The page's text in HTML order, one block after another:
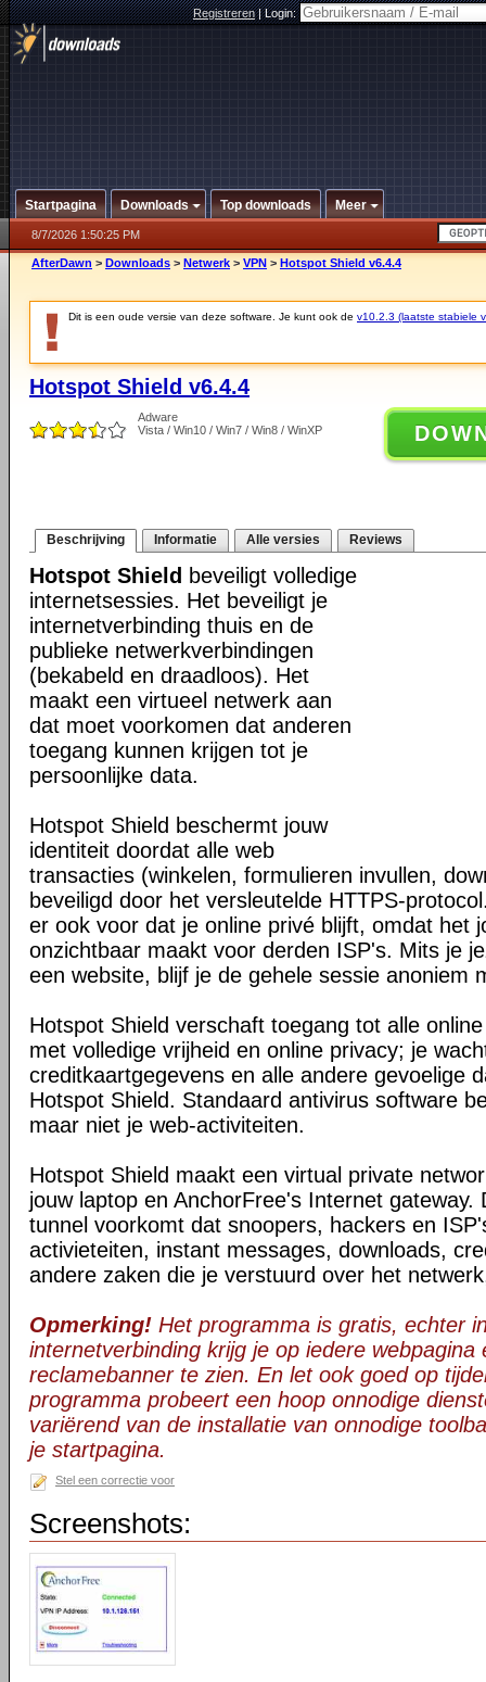
Registreren|Login:
Startpagina Downloads Top downloads Meer
8/7/2026 1:50:25 PM
AfterDawn > Downloads > Netwerk > VPN > Hotspot Shield v6.4.4
Dit is een oude versie van deze software. Je kunt ook de v10.2.3 (laatste stabiele
Hotspot Shield v6.4.4
Adware
Vista / Win10 / Win7 / Win8 / WinXP
Beschrijving Informatie Alle versies Reviews
Hotspot Shield beveiligt volledige
internetsessies. Het beveiligt je
internetverbinding thuis en de
publieke netwerkverbindingen
(bekabeld en draadloos). Het
maakt een virtueel netwerk aan
dat moet voorkomen dat anderen
toegang kunnen krijgen tot je
persoonlijke data.
Hotspot Shield beschermt jouw
identiteit doordat alle web
transacties (winkelen, formulieren invullen,
beveiligd door het versleutelde HTTPS-
er ook voor dat je online privé blijft, omdat het
onzichtbaar maakt voor derden ISP's. Mits je
een website, blijf je de gehele sessie anoniem
Hotspot Shield verschaft toegang tot alle
met volledige vrijheid en online privacy; je
creditkaartgegevens en alle andere gevoelige
Hotspot Shield. Standaard antivirus software
maar niet je web-activiteiten.
Hotspot Shield maakt een virtual private
jouw laptop en AnchorFree's Internet gateway.
tunnel voorkomt dat snoopers, hackers en
activieteiten, instant messages, downloads,
andere zaken die je verstuurd over het
Opmerking! Het programma is gratis, echter
internetverbinding krijg je op iedere webpagina
reclamebanner te zien. En let ook goed op
programma probeert een hoop onnodige
variërend van de installatie van onnodige
je startpagina.
Stel een correctie voor
Screenshots: